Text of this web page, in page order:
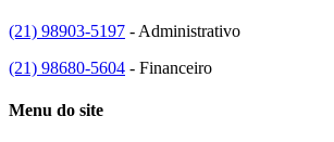
(21) 98903-5197 - Administrativo
(21) 98680-5604 - Financeiro
Menu do site